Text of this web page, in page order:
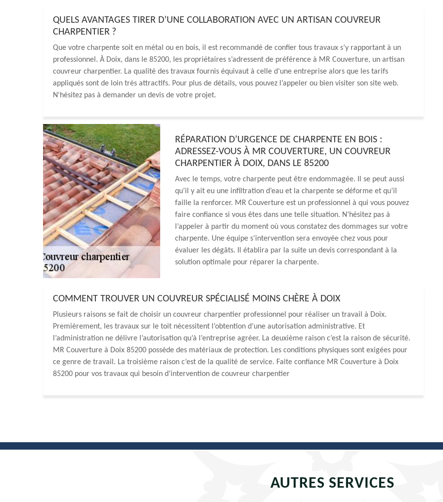
QUELS AVANTAGES TIRER D’UNE COLLABORATION AVEC UN ARTISAN COUVREUR
CHARPENTIER ?
Que votre charpente soit en métal ou en bois, il est recommandé de confier tous travaux s’y rapportant à un
professionnel. À Doix, dans le 85200, les propriétaires s’adressent de préférence à MR Couverture, un artisan
couvreur charpentier. La qualité des travaux fournis équivaut à celle d’une entreprise alors que les tarifs
appliqués sont de loin très attractifs. Pour plus de détails, vous pouvez l’appeler ou bien visiter son site web.
N'hésitez pas à demander un devis de votre projet.
RÉPARATION D’URGENCE DE CHARPENTE EN BOIS :
ADRESSEZ-VOUS À MR COUVERTURE, UN COUVREUR
CHARPENTIER À DOIX, DANS LE 85200
Avec le temps, votre charpente peut être endommagée. Il se peut aussi
qu’il y ait eu une infiltration d’eau et la charpente se déforme et qu’il
faille la renforcer. MR Couverture est un professionnel à qui vous pouvez
faire confiance si vous êtes dans une telle situation. N’hésitez pas à
l’appeler à partir du moment où vous constatez des dommages sur votre
charpente. Une équipe s’intervention sera envoyée chez vous pour
évaluer les dégâts. Il établira par la suite un devis correspondant à la
solution optimale pour réparer la charpente.
COMMENT TROUVER UN COUVREUR SPÉCIALISÉ MOINS CHÈRE À DOIX
Plusieurs raisons se fait de choisir un couvreur charpentier professionnel pour réaliser un travail à Doix.
Premièrement, les travaux sur le toit nécessitent l’obtention d’une autorisation administrative. Et
l’administration ne délivre l’autorisation qu’à l’entreprise agréer. La deuxième raison c’est la raison de sécurité.
MR Couverture à Doix 85200 possède des matériaux de protection. Les conditions physiques sont exigées pour
ce genre de travail. La troisième raison c’est de la qualité de service. Faite confiance MR Couverture à Doix
85200 pour vos travaux qui besoin d’intervention de couvreur charpentier
AUTRES SERVICES